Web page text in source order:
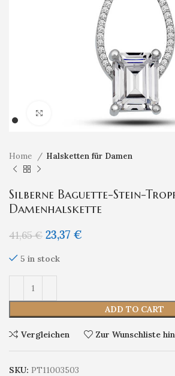
Klicken um zu vergrößern
Home Halsketten für Damen
Silberne Baguette-Stein-
Damenhalskette
41,65€ 23,37 €
5 in stock
ADD TO CART
Vergleichen Zur Wunschliste
SKU: PT11003503